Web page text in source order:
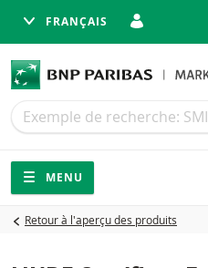
FRANÇAIS
Recherche
Recherche
Navigation
Navigation
MENU
Retour à l'aperçu des produits